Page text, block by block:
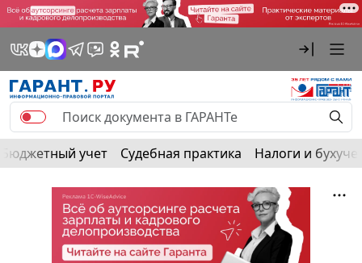
Бюджетный учет Судебная практика Налоги и